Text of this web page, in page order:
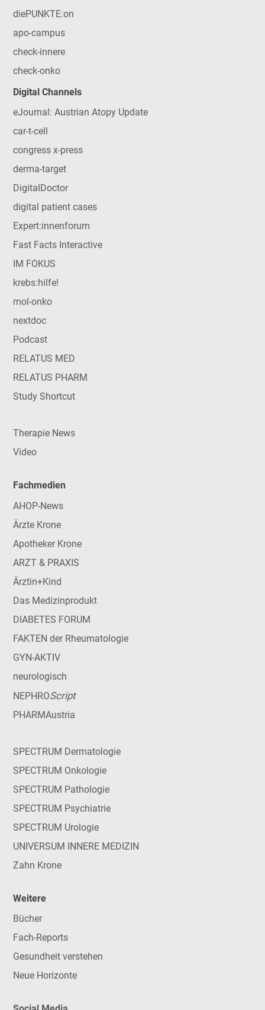
diePUNKTE:on
apo-campus
check-innere
check-onko
Digital Channels
eJournal: Austrian Atopy Update
car-t-cell
congress x-press
derma-target
DigitalDoctor
digital patient cases
Expert:innenforum
Fast Facts Interactive
IM FOKUS
krebs:hilfe!
mol-onko
nextdoc
Podcast
RELATUS MED
RELATUS PHARM
Study Shortcut
Therapie News
Video
Fachmedien
AHOP-News
Ärzte Krone
Apotheker Krone
ARZT & PRAXIS
Ärztin+Kind
Das Medizinprodukt
DIABETES FORUM
FAKTEN der Rheumatologie
GYN-AKTIV
neurologisch
NEPHROScript
PHARMAustria
SPECTRUM Dermatologie
SPECTRUM Onkologie
SPECTRUM Pathologie
SPECTRUM Psychiatrie
SPECTRUM Urologie
UNIVERSUM INNERE MEDIZIN
Zahn Krone
Weitere
Bücher
Fach-Reports
Gesundheit verstehen
Neue Horizonte